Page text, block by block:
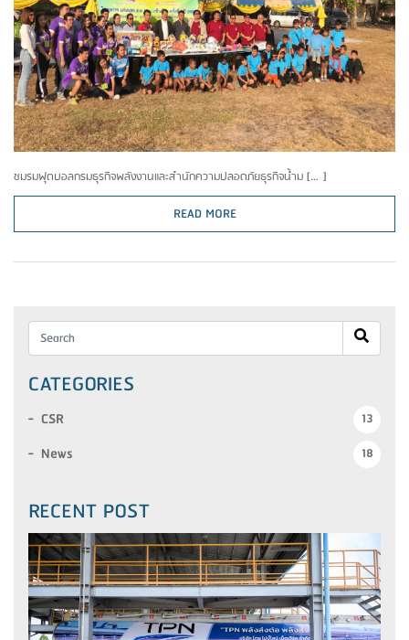
ชมรมฟุตบอลกรมธุรกิจพลังงานและสำนักความปลอดภัยธุรกิจน้ำม […]
READ MORE
CATEGORIES
CSR 13
News 18
RECENT POST